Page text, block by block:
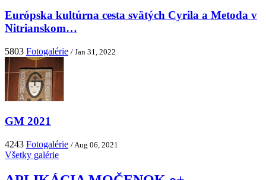
Európska kultúrna cesta svätých Cyrila a Metoda v
Nitrianskom…
5803 Fotogalérie / Jan 31, 2022
GM 2021
4243 Fotogalérie / Aug 06, 2021
Všetky galérie